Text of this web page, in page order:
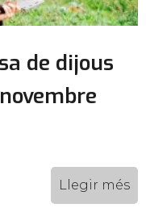
de dijous
Llegir més